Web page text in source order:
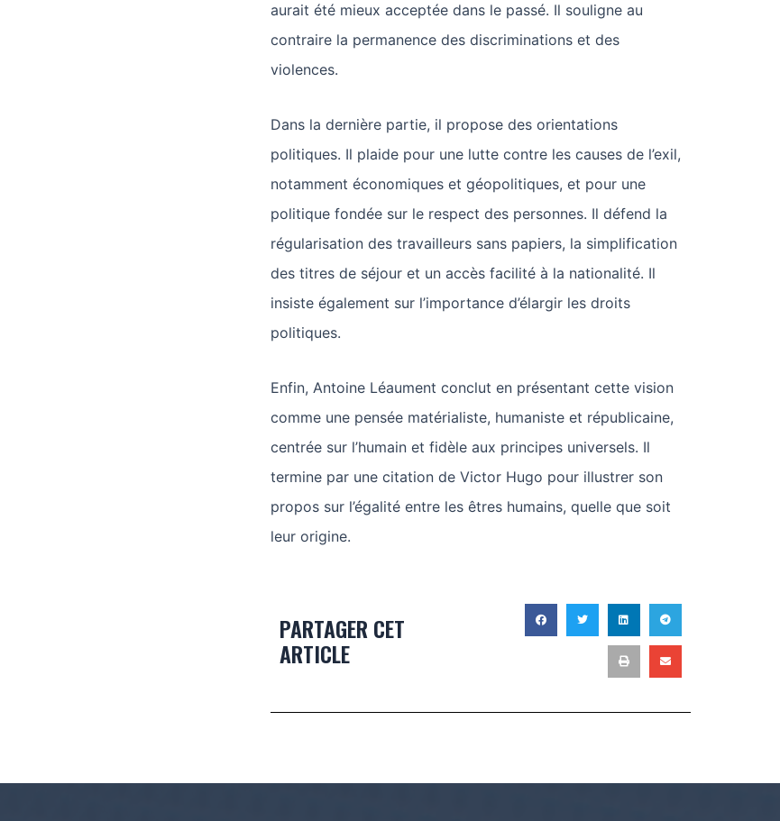
aurait été mieux acceptée dans le passé. Il souligne au
contraire la permanence des discriminations et des
violences.
Dans la dernière partie, il propose des orientations
politiques. Il plaide pour une lutte contre les causes de l’exil,
notamment économiques et géopolitiques, et pour une
politique fondée sur le respect des personnes. Il défend la
régularisation des travailleurs sans papiers, la simplification
des titres de séjour et un accès facilité à la nationalité. Il
insiste également sur l’importance d’élargir les droits
politiques.
Enfin, Antoine Léaument conclut en présentant cette vision
comme une pensée matérialiste, humaniste et républicaine,
centrée sur l’humain et fidèle aux principes universels. Il
termine par une citation de Victor Hugo pour illustrer son
propos sur l’égalité entre les êtres humains, quelle que soit
leur origine.
PARTAGER CET
ARTICLE